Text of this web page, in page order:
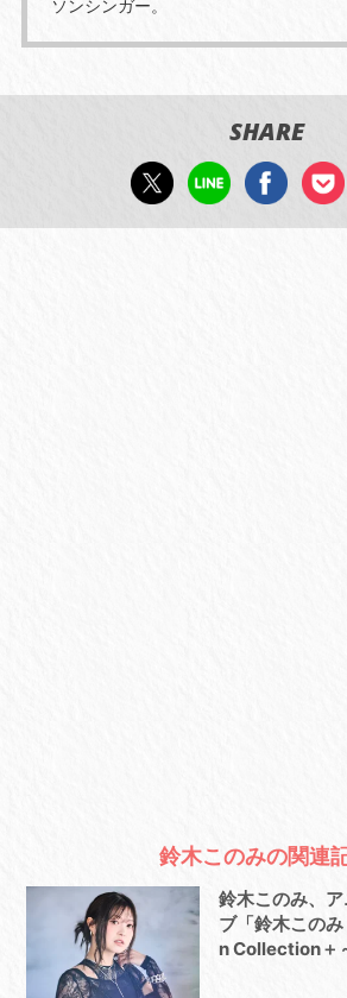
ソンシンガー。
SHARE
鈴木このみの関連
鈴木このみ、
ブ「鈴木この
n Collection＋